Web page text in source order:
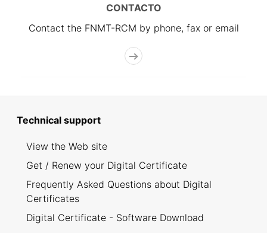
CONTACTO
Contact the FNMT-RCM by phone, fax or email
Technical support
View the Web site
Get / Renew your Digital Certificate
Frequently Asked Questions about Digital
Certificates
Digital Certificate - Software Download